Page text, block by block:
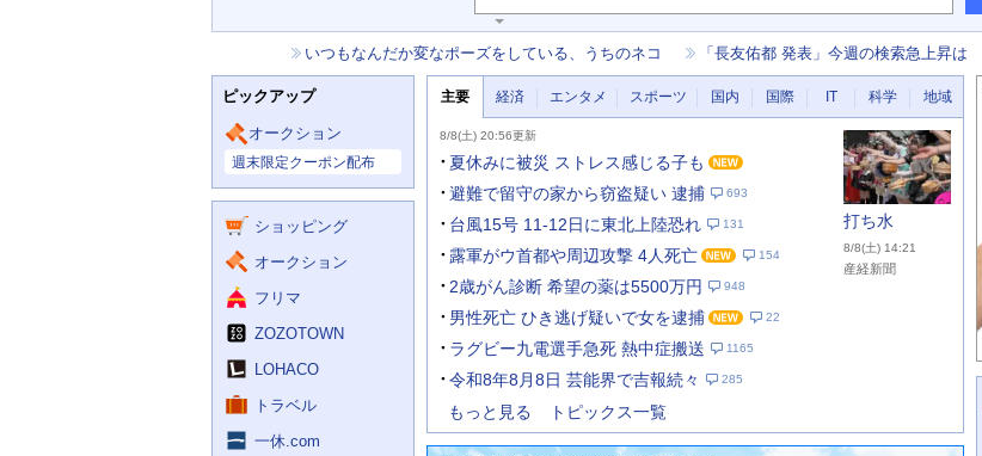
ワ
ー
力
補
助
を
開
く
ら
せ
いつもなんだか変なポーズをしている、うちのネコ 「長友佑都 発表」今週の検索急上昇は
ピックアップ
オークション
週末限定クーポン配布
サ
ビ
ショッピング
オークション
フリマ
ZOZOTOWN
LOHACO
トラベル
一休.com
ュ
ス
主要 経済 エンタメ スポーツ 国内 国際 IT 科学 地域
要
ニ
ー
8/8(土) 20:56更新
夏休みに被災 ストレス感じる子も
避難で留守の家から窃盗疑い 逮捕
693
台風15号 11-12日に東北上陸恐れ 131
露軍がウ首都や周辺攻撃 4人死亡 154
2歳がん診断 希望の薬は5500万円 948
男性死亡 ひき逃げ疑いで女を逮捕 22
ラグビー九電選手急死 熱中症搬送 1165
令和8年8月8日 芸能界で吉報続々 285
打ち水
8/8(土) 14:21
産経新聞
もっと見る トピックス一覧